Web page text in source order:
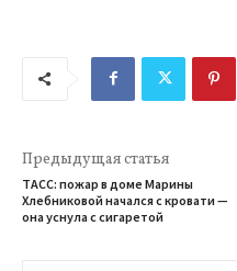
Предыдущая статья
ТАСС: пожар в доме Марины
Хлебниковой начался с кровати —
она уснула с сигаретой